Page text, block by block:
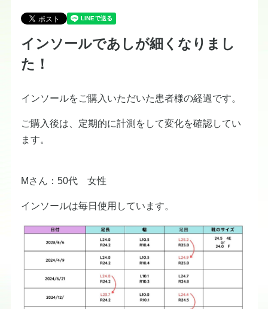
インソールであしが細くなりまし
た！
インソールをご購入いただいた患者様の経過です。
ご購入後は、定期的に計測をして変化を確認してい
ます。
Mさん：50代 女性
インソールは毎日使用しています。